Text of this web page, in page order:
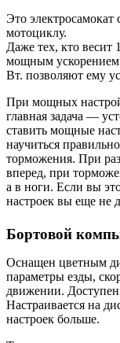
Это электросамокат
мотоциклу.
Даже тех, кто весит
мощным
Вт. позволяют ему
При мощных
главная задача —
ставить мощные
научиться
торможения. При
вперед, при
а в ноги. Если вы
настроек вы еще не
Бортовой
Оснащен цветным
параметры езды,
движении. Доступен
Настраивается на
настроек больше.